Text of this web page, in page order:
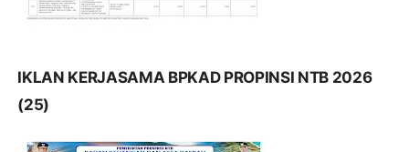
IKLAN KERJASAMA BPKAD PROPINSI NTB 2026
(25)